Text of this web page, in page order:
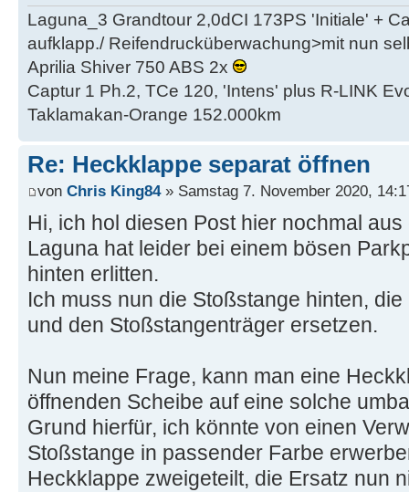
Laguna_3 Grandtour 2,0dCI 173PS 'Initiale' +
aufklapp./ Reifendrucküberwachung>mit nun
Aprilia Shiver 750 ABS 2x
Captur 1 Ph.2, TCe 120, 'Intens' plus R-LINK
Taklamakan-Orange 152.000km
Re: Heckklappe separat öffnen
von Chris King84» Samstag 7. November 2020,
Hi, ich hol diesen Post hier nochmal
Laguna hat leider bei einem bösen
hinten erlitten.
Ich muss nun die Stoßstange hinten,
und den Stoßstangenträger ersetzen.
Nun meine Frage, kann man eine
öffnenden Scheibe auf eine solche
Grund hierfür, ich könnte von einen
Stoßstange in passender Farbe
Heckklappe zweigeteilt, die Ersatz nun